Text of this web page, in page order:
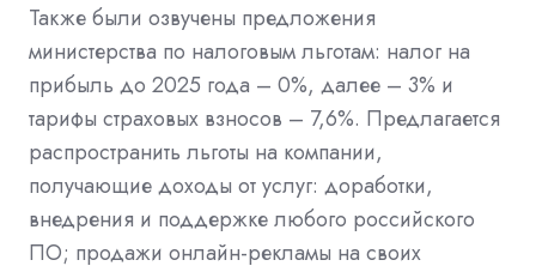
Также были озвучены предложения
министерства по налоговым льготам: налог на
прибыль до 2025 года – 0%, далее – 3% и
тарифы страховых взносов – 7,6%. Предлагается
распространить льготы на компании,
получающие доходы от услуг: доработки,
внедрения и поддержке любого российского
ПО; продажи онлайн-рекламы на своих